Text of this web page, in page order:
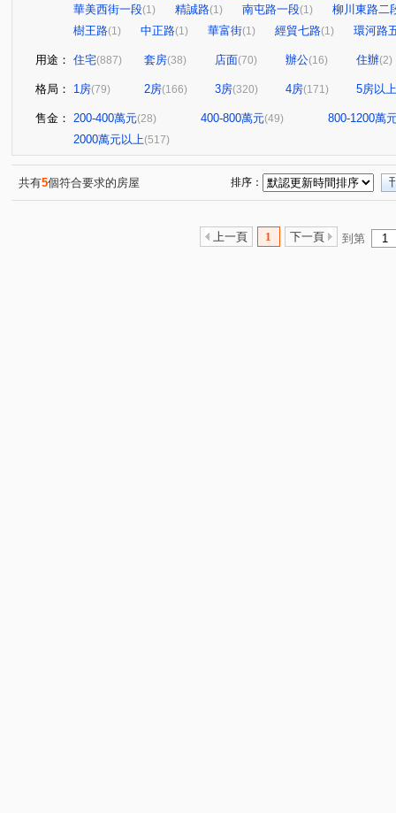
華美西街一段(1) 精誠路(1) 南屯路一段(1)
柳川東路二
樹王路(1) 中正路(1) 華富街(1) 經貿七路(1) 環河路
用途： 住宅(887) 套房(38) 店面(70) 辦公(16) 住辦(2)
格局： 1房(79) 2房(166) 3房(320) 4房(171) 5房以上
售金： 200-400萬元(28) 400-800萬元(49)
800-1200萬
2000萬元以上(517)
共有5個符合要求的房屋 排序：
上一頁 1 下一頁 到第